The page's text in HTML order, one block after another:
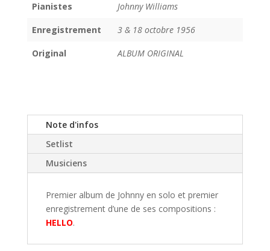
Pianistes Johnny Williams
Enregistrement 3 & 18 octobre 1956
Original ALBUM ORIGINAL
Note d'infos
Setlist
Musiciens
Premier album de Johnny en solo et premier
enregistrement d’une de ses compositions :
HELLO.